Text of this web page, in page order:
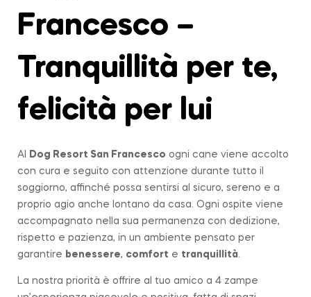
Francesco –
Tranquillità per te,
felicità per lui
Al Dog Resort San Francesco ogni cane viene accolto
con cura e seguito con attenzione durante tutto il
soggiorno, affinché possa sentirsi al sicuro, sereno e a
proprio agio anche lontano da casa. Ogni ospite viene
accompagnato nella sua permanenza con dedizione,
rispetto e pazienza, in un ambiente pensato per
garantire benessere, comfort e tranquillità
La nostra priorità è offrire al tuo amico a 4 zampe